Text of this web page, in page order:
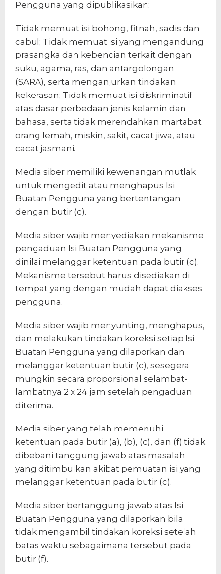
Pengguna yang dipublikasikan:
Tidak memuat isi bohong, fitnah, sadis dan
cabul; Tidak memuat isi yang mengandung
prasangka dan kebencian terkait dengan
suku, agama, ras, dan antargolongan
(SARA), serta menganjurkan tindakan
kekerasan; Tidak memuat isi diskriminatif
atas dasar perbedaan jenis kelamin dan
bahasa, serta tidak merendahkan martabat
orang lemah, miskin, sakit, cacat jiwa, atau
cacat jasmani.
Media siber memiliki kewenangan mutlak
untuk mengedit atau menghapus Isi
Buatan Pengguna yang bertentangan
dengan butir (c).
Media siber wajib menyediakan mekanisme
pengaduan Isi Buatan Pengguna yang
dinilai melanggar ketentuan pada butir (c).
Mekanisme tersebut harus disediakan di
tempat yang dengan mudah dapat diakses
pengguna.
Media siber wajib menyunting, menghapus,
dan melakukan tindakan koreksi setiap Isi
Buatan Pengguna yang dilaporkan dan
melanggar ketentuan butir (c), sesegera
mungkin secara proporsional selambat-
lambatnya 2 x 24 jam setelah pengaduan
diterima.
Media siber yang telah memenuhi
ketentuan pada butir (a), (b), (c), dan (f) tidak
dibebani tanggung jawab atas masalah
yang ditimbulkan akibat pemuatan isi yang
melanggar ketentuan pada butir (c).
Media siber bertanggung jawab atas Isi
Buatan Pengguna yang dilaporkan bila
tidak mengambil tindakan koreksi setelah
batas waktu sebagaimana tersebut pada
butir (f).